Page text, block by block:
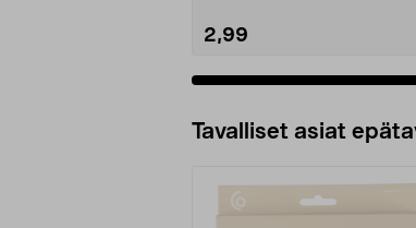
2,99
Tavalliset asiat